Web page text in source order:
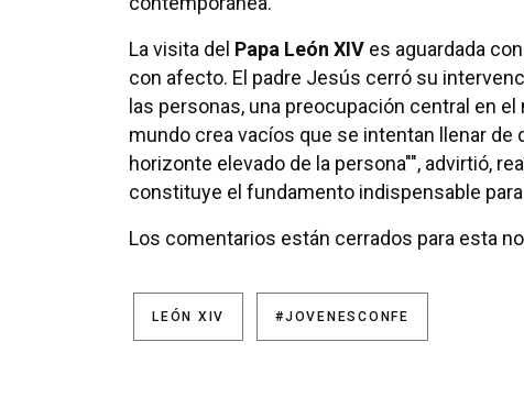
La visita del Papa León XIV es aguardada
con afecto. El padre Jesús cerró su
las personas, una preocupación central en
mundo crea vacíos que se intentan llenar de
horizonte elevado de la persona"", advirtió,
constituye el fundamento indispensable
Los comentarios están cerrados para esta
LEÓN XIV #JOVENESCONFE